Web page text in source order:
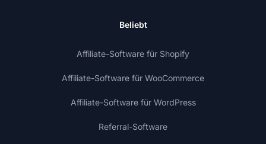
Beliebt
Affiliate-Software für Shopify
Affiliate-Software für WooCommerce
Affiliate-Software für WordPress
Referral-Software